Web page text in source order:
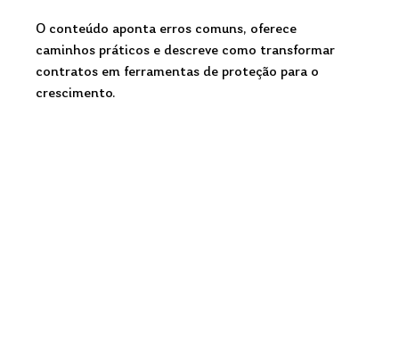
O conteúdo aponta erros comuns, oferece
caminhos práticos e descreve como transformar
contratos em ferramentas de proteção para o
crescimento.